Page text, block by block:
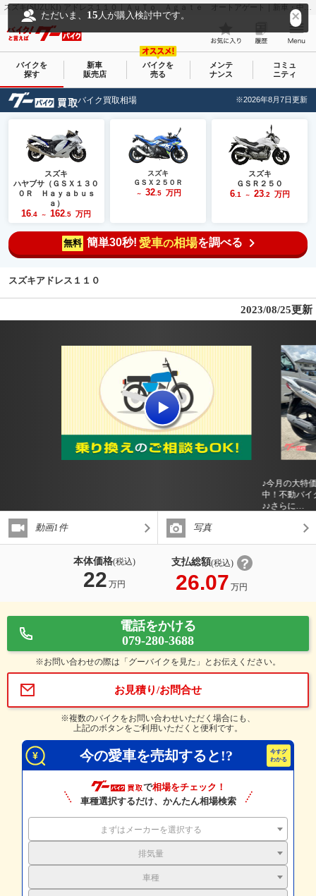
スズキ(SUZUKI) アドレス１１０｜ＡｕＴｏ Ａｇａｔｅ オートアゲート｜新車・中古バイクなら【グーバイク(GooBike)】
ただいま、 15 人が購入検討中です。
バイクを
探す
新車
販売店
バイクを
売る
メンテ
ナンス
コミュ
ニティ
バイク買取相場 ※2026年8月7日更新
スズキ
ハヤブサ（ＧＳＸ１３０
０Ｒ Ｈａｙａｂｕｓ
ａ）
16 .4 ～ 162 .5 万円
スズキ
ＧＳＸ２５０Ｒ
～ 32.5 万円
スズキ
ＧＳＲ２５０
6.1 ～ 23.2 万円
無料 簡単30秒! 愛車の相場を調べる
スズキアドレス１１０
2023/08/25更新
♪今月の大特
中！不動バイ
♪♪さらに…
動画1件 写真
本体価格(税込)
22 万円
支払総額(税込)
26.07 万円
電話をかける
079-280-3688
※お問い合わせの際は「グーバイクを見た」とお伝えください。
お見積り/お問合せ
※複数のバイクをお問い合わせいただく場合にも、
上記のボタンをご利用いただくと便利です。
今の愛車を売却すると!?
で相場をチェック！
車種選択するだけ、かんたん相場検索
まずはメーカーを選択する
排気量
車種